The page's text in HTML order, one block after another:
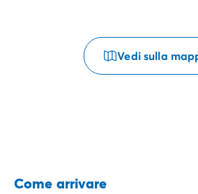
Vedi sulla
Come arrivare